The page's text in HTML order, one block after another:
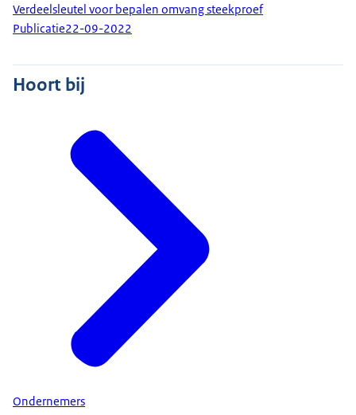
Verdeelsleutel voor bepalen omvang steekproef
Publicatie22-09-2022
Hoort bij
Ondernemers